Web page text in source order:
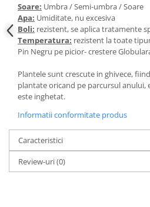
Soare: Umbra / Semi-umbra / Soare
Apa: Umiditate, nu excesiva
Boli: rezistent, se aplica tratamente
Temperatura: rezistent la toate
Pin Negru pe picior- crestere
Plantele sunt crescute in ghivece,
plantate oricand pe parcursul anului,
este inghetat.
Informatii conformitate produs
Caracteristici
Review-uri(0)